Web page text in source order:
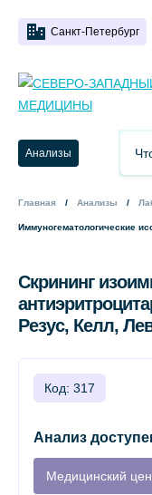
Санкт-Петербург
Анализы
Главная Анализы
Иммуногематологические
Скрининг
Резус, Келл,
Код: 317
Анализ
Медицинский